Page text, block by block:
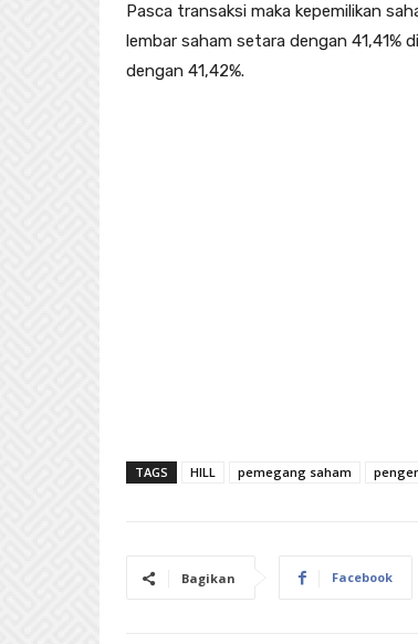
Pasca transaksi maka kepemilikan
lembar saham setara dengan 41,41%
dengan 41,42%.
TAGS HILL pemegang saham
Bagikan Facebook